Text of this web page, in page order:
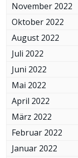
November 2022
Oktober 2022
August 2022
Juli 2022
Juni 2022
Mai 2022
April 2022
März 2022
Februar 2022
Januar 2022